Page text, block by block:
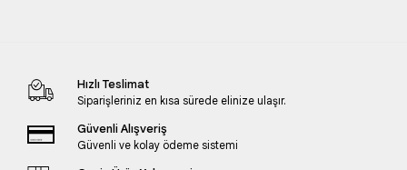
Hızlı Teslimat
Siparişleriniz en kısa sürede elinize ulaşır.
Güvenli Alışveriş
Güvenli ve kolay ödeme sistemi